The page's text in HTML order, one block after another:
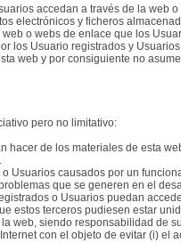
accedan a través de la
electrónicos y ficheros
o webs de enlace que los
los Usuario registrados y
web y por consiguiente no
pero no limitativo:
hacer de los materiales de esta
Usuarios causados por un
que se generen en el
o Usuarios puedan
estos terceros pudiesen estar
web, siendo responsabilidad de
con el objeto de evitar (i)